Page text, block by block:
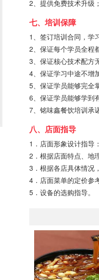
2、提供免费技术升级
七、培训保障
1、签订培训合同，学
2、保证每个学员全程
3、保证核心技术配方
4、保证学习中途不增
5、保证学员能够完全
6、保证学员能够学到
7、铭味鑫餐饮培训承
八、店面指导
1．店面形象设计指导
2．根据店面特点、地
3．根据各店具体情况
4．店面菜单的定价参
5．设备的选购指导。